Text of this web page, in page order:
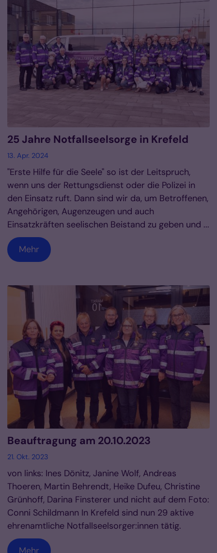
25 Jahre Notfallseelsorge in Krefeld
13. Apr. 2024
"Erste Hilfe für die Seele" so ist der Leitspruch,
wenn uns der Rettungsdienst oder die Polizei in
den Einsatz ruft. Dann sind wir da, um Betroffenen,
Angehörigen, Augenzeugen und auch
Einsatzkräften seelischen Beistand zu geben und ...
Mehr
Beauftragung am 20.10.2023
21. Okt. 2023
von links: Ines Dönitz, Janine Wolf, Andreas
Thoeren, Martin Behrendt, Heike Dufeu, Christine
Grünhoff, Darina Finsterer und nicht auf dem Foto:
Conni Schildmann In Krefeld sind nun 29 aktive
ehrenamtliche Notfallseelsorger:innen tätig.
Mehr